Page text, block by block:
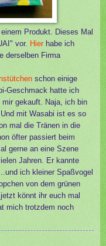
Produkt. Dieses Mal
vor. Hierhabe ich
derselben Firma
schon einige
Geschmack hatte ich
gekauft. Naja, ich bin
mit Wasabi ist es so
mal die Tränen in die
öfter passiert beim
gerne an eine Szene
Jahren. Er kannte
ich kleiner Spaßvogel
von dem grünen
könnt ihr euch mal
mich trotzdem noch